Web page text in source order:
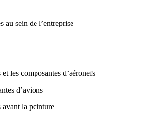
sein de l’entreprise
les composantes d’aéronefs
d’avions
la peinture